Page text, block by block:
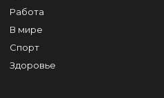
Работа
В мире
Спорт
Здоровье